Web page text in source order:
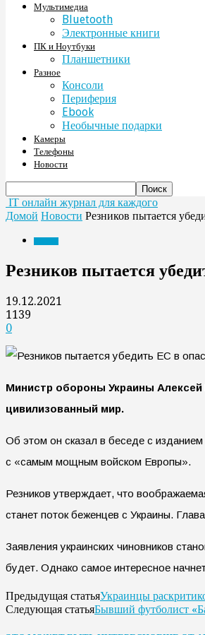
Мультимедиа
Bluetooth
Электронные книги
ПК и Ноутбуки
Планшетники
Разное
Консоли
Периферия
Ebook
Необычные подарки
Камеры
Телефоны
Новости
IT онлайн журнал для каждого
Домой Новости Резников пытается
Резников пытается
19.12.2021
1139
0
Министр обороны Украины Алексей
цивилизованный мир.
Об этом он сказал в беседе с
с «самым мощным войском Европы».
Резников утверждает, что
станет поток беженцев с Украины.
Заявления украинских чиновников
будет. Однако самое интересное
Предыдущая статьяУкраинцы
Следующая статьяБывший футболист